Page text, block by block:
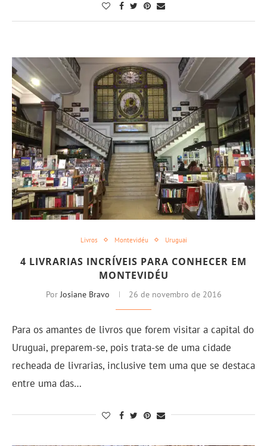
Livros Montevidéu Uruguai
4 LIVRARIAS INCRÍVEIS PARA CONHECER EM
MONTEVIDÉU
Por Josiane Bravo 26 de novembro de 2016
Para os amantes de livros que forem visitar a capital do
Uruguai, preparem-se, pois trata-se de uma cidade
recheada de livrarias, inclusive tem uma que se destaca
entre uma das…